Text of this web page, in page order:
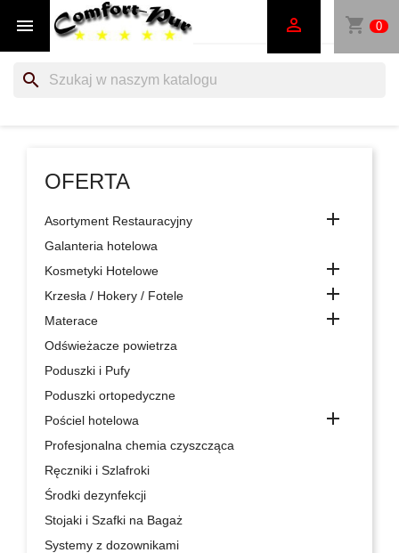
 shopping_cart 0

search
OFERTA
Asortyment Restauracyjny 
Galanteria hotelowa
Kosmetyki Hotelowe

Krzesła / Hokery / Fotele 
Materace 
Odświeżacze powietrza
Poduszki i Pufy
Poduszki ortopedyczne
Pościel hotelowa

Profesjonalna chemia czyszcząca
Ręczniki i Szlafroki
Środki dezynfekcji
Stojaki i Szafki na Bagaż
Systemy z dozownikami